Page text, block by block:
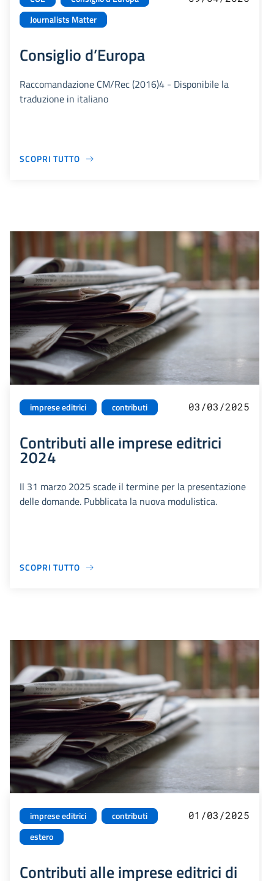
Journalists Matter
Consiglio d’Europa
Raccomandazione CM/Rec (2016)4 - Disponibile la
traduzione in italiano
SCOPRI TUTTO
imprese editrici contributi 03/03/2025
Contributi alle imprese editrici
2024
Il 31 marzo 2025 scade il termine per la presentazione
delle domande. Pubblicata la nuova modulistica.
SCOPRI TUTTO
imprese editrici
contributi
estero
01/03/2025
Contributi alle imprese editrici di